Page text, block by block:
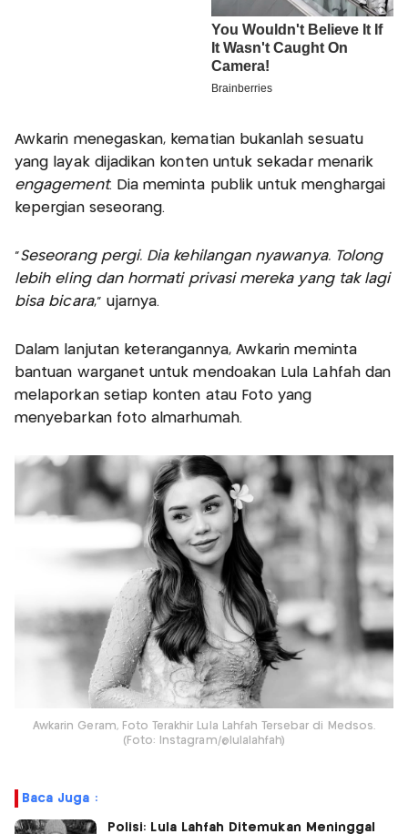
Awkarin menegaskan, kematian bukanlah sesuatu
yang layak dijadikan konten untuk sekadar menarik
engagement. Dia meminta publik untuk menghargai
kepergian seseorang.
"Seseorang pergi. Dia kehilangan nyawanya. Tolong
lebih eling dan hormati privasi mereka yang tak lagi
bisa bicara," ujarnya.
Dalam lanjutan keterangannya, Awkarin meminta
bantuan warganet untuk mendoakan Lula Lahfah dan
melaporkan setiap konten atau Foto yang
menyebarkan foto almarhumah.
Awkarin Geram, Foto Terakhir Lula Lahfah Tersebar di Medsos.
(Foto: Instagram/@lulalahfah)
Baca Juga :
Polisi: Lula Lahfah Ditemukan Meninggal